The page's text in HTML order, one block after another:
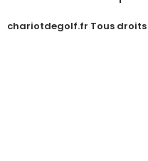
chariotdegolf.fr Tous droits